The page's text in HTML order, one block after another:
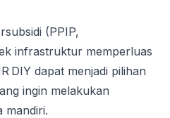
(PPIP,
infrastruktur memperluas
DIY dapat menjadi pilihan
ingin melakukan
mandiri.